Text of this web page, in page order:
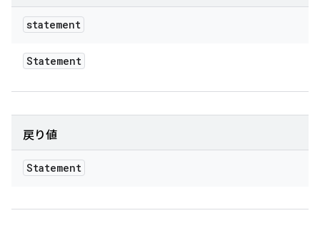
statement
Statement
戻り値
Statement